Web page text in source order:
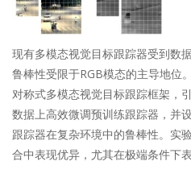
现有多模态视觉目标跟踪器受到数
鲁棒性受限于RGB模态的主导地位
对称式多模态视觉目标跟踪框架，
数据上高效微调预训练跟踪器，并
跟踪器在复杂环境中的鲁棒性。实
合中表现优异，尤其在极端条件下表